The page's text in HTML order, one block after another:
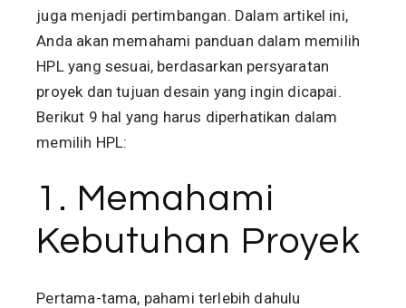
juga menjadi pertimbangan. Dalam artikel ini,
Anda akan memahami panduan dalam memilih
HPL yang sesuai, berdasarkan persyaratan
proyek dan tujuan desain yang ingin dicapai.
Berikut 9 hal yang harus diperhatikan dalam
memilih HPL:
1. Memahami
Kebutuhan Proyek
Pertama-tama, pahami terlebih dahulu